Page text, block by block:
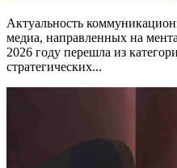
Актуальность
медиа, направленных на
2026 году перешла из
стратегических...